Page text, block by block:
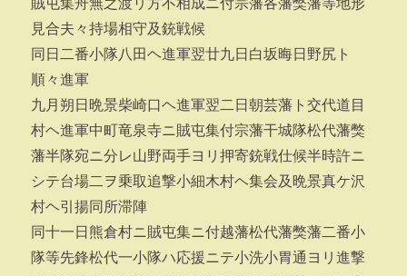
見合夫々持場相守及銃戦候
同日二番小隊八田ヘ進軍翌廿九日白坂晦日野尻ト
順々進軍
九月朔日晩景柴崎口ヘ進軍翌二日朝芸藩ト交代道目
村ヘ進軍中町竜泉寺ニ賊屯集付宗藩干城隊松代藩獘
藩半隊宛ニ分レ山野両手ヨリ押寄銃戦仕候半時許ニ
シテ台場二ヲ乗取追撃小細木村ヘ集会及晩景真ケ沢
村ヘ引揚同所滞陣
同十一日熊倉村ニ賊屯集ニ付越藩松代藩獘藩二番小
隊等先鋒松代一小隊ハ応援ニテ小洗小胃通ヨリ進撃